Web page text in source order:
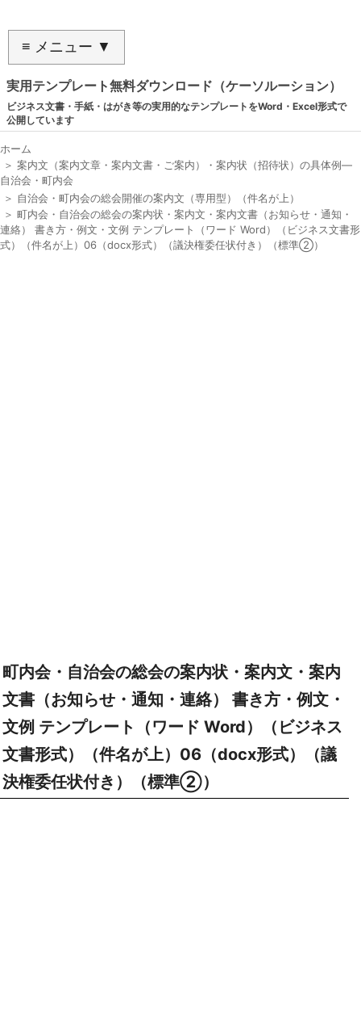
≡ メニュー ▼
実用テンプレート無料ダウンロード（ケーソルーション）
ビジネス文書・手紙・はがき等の実用的なテンプレートをWord・Excel形式で
公開しています
ホーム
＞ 案内文（案内文章・案内文書・ご案内）・案内状（招待状）の具体例―
自治会・町内会
＞ 自治会・町内会の総会開催の案内文（専用型）（件名が上）
＞ 町内会・自治会の総会の案内状・案内文・案内文書（お知らせ・通知・
連絡） 書き方・例文・文例 テンプレート（ワード Word）（ビジネス文書形
式）（件名が上）06（docx形式）（議決権委任状付き）（標準②）
町内会・自治会の総会の案内状・案内文・案内
文書（お知らせ・通知・連絡） 書き方・例文・
文例 テンプレート（ワード Word）（ビジネス
文書形式）（件名が上）06（docx形式）（議
決権委任状付き）（標準②）